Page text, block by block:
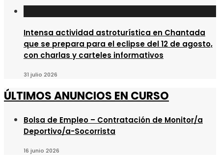
Intensa actividad astroturística en Chantada
que se prepara para el eclipse del 12 de agosto,
con charlas y carteles informativos
31 julio 2026
ÚLTIMOS ANUNCIOS EN CURSO
Bolsa de Empleo – Contratación de Monitor/a
Deportivo/a-Socorrista
16 junio 2026